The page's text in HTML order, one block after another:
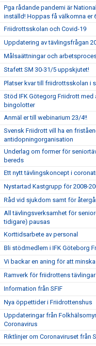
Pga rådande pandemi är
inställd! Hoppas få välkomna er
Friidrottsskolan och Covid-19
Uppdatering av tävlingsfrågan
Målsaättningar och
Stafett SM 30-31/5 uppskjutet!
Platser kvar till friidrottsskolan i
Stöd IFK Götegorg Friidrott
bingolotter
Anmäl er till webinarium 23/4!!
Svensk Friidrott vill ha en
antidopningorganisation
Underlag om former för
bereds
Ett nytt tävlingskoncept i
Nystartad Kastgrupp för 2008-
Råd vid sjukdom samt för
All tävlingsverksamhet för
tidigare) pausas
Korttidsarbete av personal
Bli stödmedlem i IFK Göteborg
Vi backar en aning för att
Ramverk för friidrottens
Information från SFIF
Nya öppettider i Friidrottenshus
Uppdateringar från
Coronavirus
Riktlinjer om Coronaviruset från